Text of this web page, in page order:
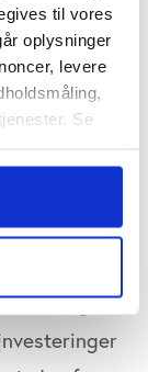
til vores
oplysninger
levere
Se
"Privacy
placering,
milevidt
på de
en
højt afkast
og til